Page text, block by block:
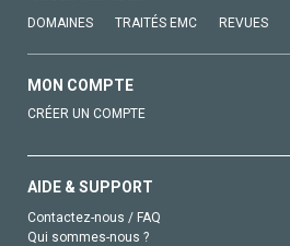
DOMAINES TRAITÉS EMC REVUES
MON COMPTE
CRÉER UN COMPTE
AIDE & SUPPORT
Contactez-nous / FAQ
Qui sommes-nous ?